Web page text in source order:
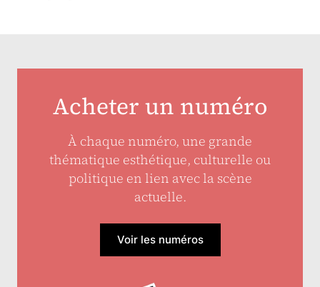
Acheter un numéro
À chaque numéro, une grande
thématique esthétique, culturelle ou
politique en lien avec la scène
actuelle.
Voir les numéros